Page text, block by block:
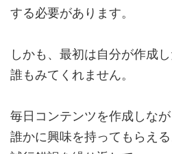
する必要があります。
しかも、最初は自分が作成
誰もみてくれません。
毎日コンテンツを作成しなが
誰かに興味を持ってもらえ